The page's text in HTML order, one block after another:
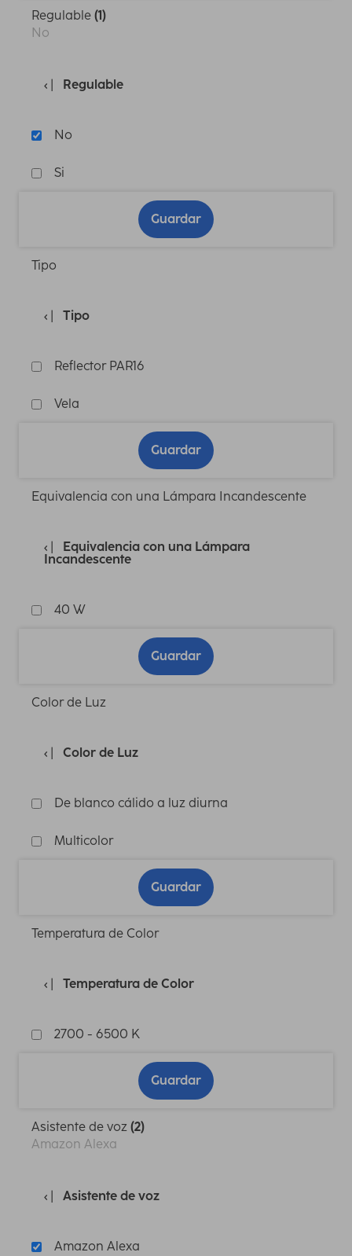
Regulable (1)
No
Regulable
No
Si
Guardar
Tipo
Tipo
Reflector PAR16
Vela
Guardar
Equivalencia con una Lámpara Incandescente
Equivalencia con una Lámpara
Incandescente
40 W
Guardar
Color de Luz
Color de Luz
De blanco cálido a luz diurna
Multicolor
Guardar
Temperatura de Color
Temperatura de Color
2700 - 6500 K
Guardar
Asistente de voz (2)
Amazon Alexa
Asistente de voz
Amazon Alexa